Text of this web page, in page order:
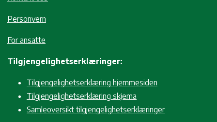
Personvern
For ansatte
Tilgjengelighetserklæringer:
Tilgjengelighetserklæring hjemmesiden
Tilgjengelighetserklæring skjema
Samleoversikt tilgjengelighetserklæringer